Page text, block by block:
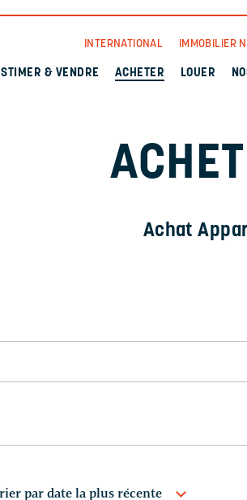
INTERNATIONAL IMMOBILIER
& VENDRE ACHETER LOUER
Achat